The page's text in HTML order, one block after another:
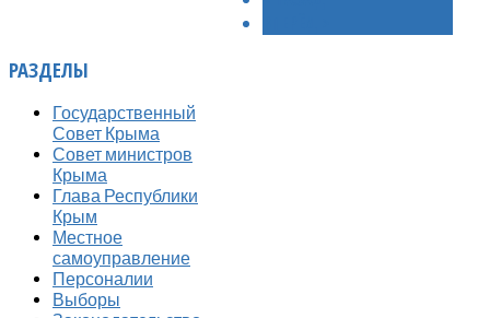
РАЗДЕЛЫ
Государственный
Совет Крыма
Совет министров
Крыма
Глава Республики
Крым
Местное
самоуправление
Персоналии
Выборы